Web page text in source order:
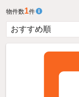
物件数1件